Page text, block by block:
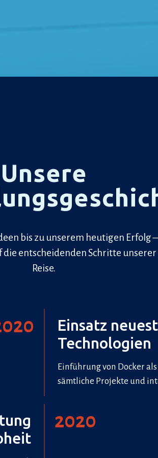
Unsere
bis zu unserem heutigen Erfolg –
die entscheidenden Schritte unserer
Reise.
Einsatz
Technologien
Einführung von Docker
sämtliche Projekte und
2020